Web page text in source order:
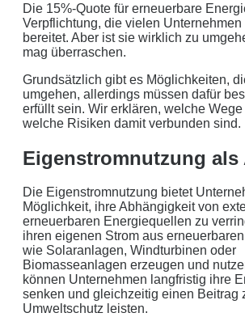
Zustimmung an Dritte weiter. Wir verwenden Ihre
Werbezwecken in Form von Newslettern oder
Werbeformaten.
REGIONAL. PERSÖNLICH.
NORDDEUTSCH.
Stunden.Getreu unser
mit den altbewährtennorddeutschen
Tugenden.
Aus der Region, für die Region.
nur mit regionalen Partnern und
Kunden in Schleswig-Holstein.
Die 15%-Quote für erneuerbare
Verpflichtung, die vielen
bereitet. Aber ist sie wirklich zu
mag überraschen.
Grundsätzlich gibt es Möglichkeiten,
umgehen, allerdings müssen dafür
erfüllt sein. Wir erklären, welche Wege
welche Risiken damit verbunden sind.
Eigenstromnutzung als
Die Eigenstromnutzung bietet
Möglichkeit, ihre Abhängigkeit von
erneuerbaren Energiequellen zu
ihren eigenen Strom aus
wie Solaranlagen, Windturbinen oder
Biomasseanlagen erzeugen und
können Unternehmen langfristig ihre
senken und gleichzeitig einen Beitrag
Umweltschutz leisten.